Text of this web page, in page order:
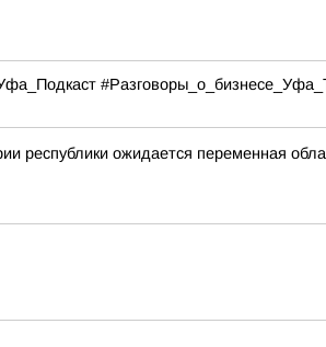
республики ожидается переменная